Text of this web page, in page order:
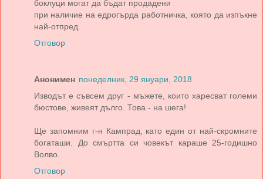
боклуци могат да бъдат продадени
при наличие на едрогърда работничка, която да изпъкне
най-отпред.
Отговор
Анонимен понеделник, 29 януари, 2018
Изводът е съвсем друг - мъжете, които харесват големи
бюстове, живеят дълго. Това - на шега!
Ще запомним г-н Кампрад, като един от най-скромните
богаташи. До смъртта си човекът караше 25-годишно
Волво.
Отговор